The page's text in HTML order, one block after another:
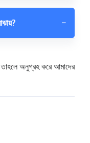
−
অনুগ্রহ করে আমাদের